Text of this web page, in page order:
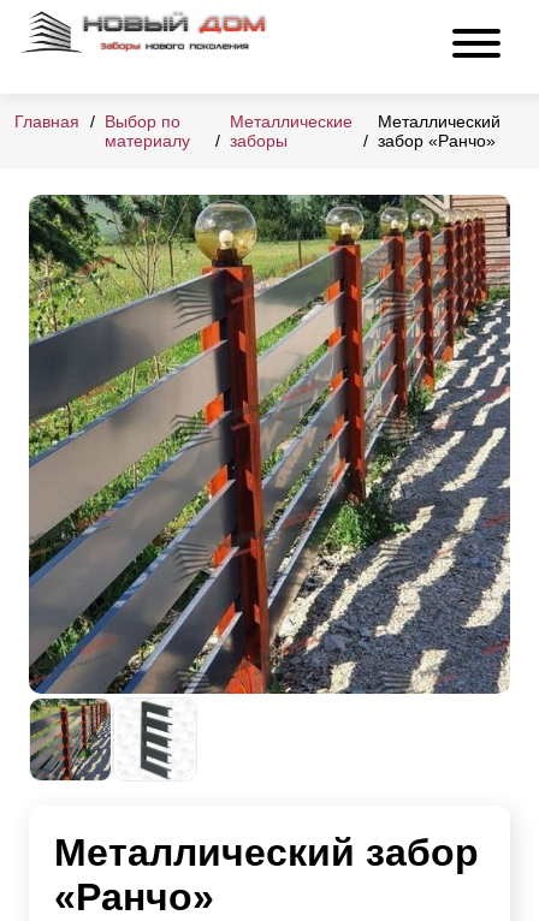
Главная
Выбор по
материалу
Металлические
заборы
Металлический
забор «Ранчо»
Металлический забор
«Ранчо»